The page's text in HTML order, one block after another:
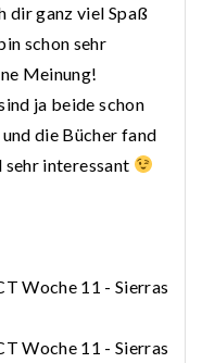
dir ganz viel Spaß
schon sehr
Meinung!
ja beide schon
die Bücher fand
sehr interessant
Woche 11 - Sierras
Woche 11 - Sierras